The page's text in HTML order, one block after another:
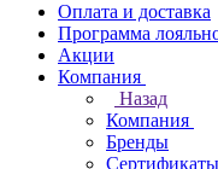
Оплата и доставка
Программа
Акции
Компания
Назад
Компания
Бренды
Сертификаты